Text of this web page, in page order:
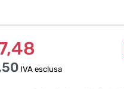
IVA esclusa